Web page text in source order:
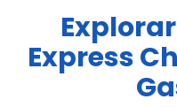
Explorar
Express